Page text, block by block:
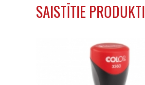
SAISTĪTIE PRODUKTI